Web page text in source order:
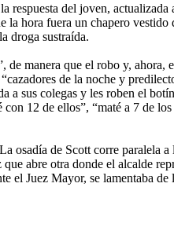
del joven,
hora fuera un chapero vestido
droga sustraída.
manera que el robo y, ahora,
de la noche y
sus colegas y les roben el
12 de ellos”, “maté a 7 de
osadía de Scott corre paralela
abre otra donde el alcalde
Juez Mayor, se lamentaba